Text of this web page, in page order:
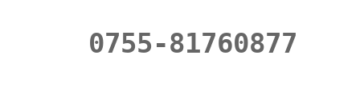
0755-81760877